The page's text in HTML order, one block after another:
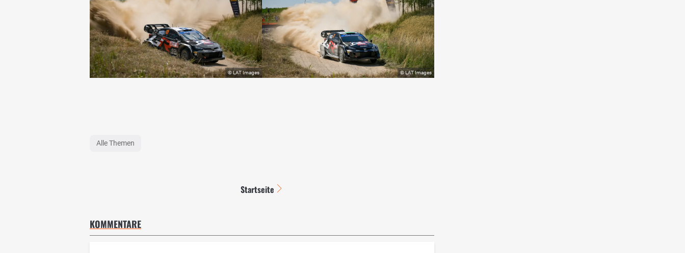
Alle Themen
Startseite
KOMMENTARE